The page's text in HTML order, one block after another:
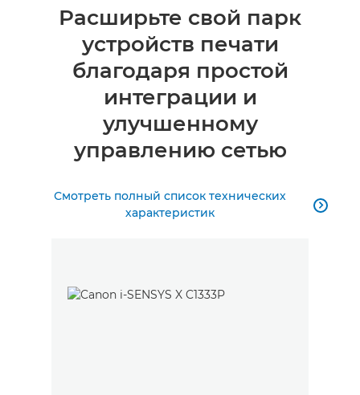
Общая информация
Технические характеристики
Расширьте свой парк
устройств печати
благодаря простой
интеграции и
улучшенному
управлению сетью
Смотреть полный список технических
характеристик
